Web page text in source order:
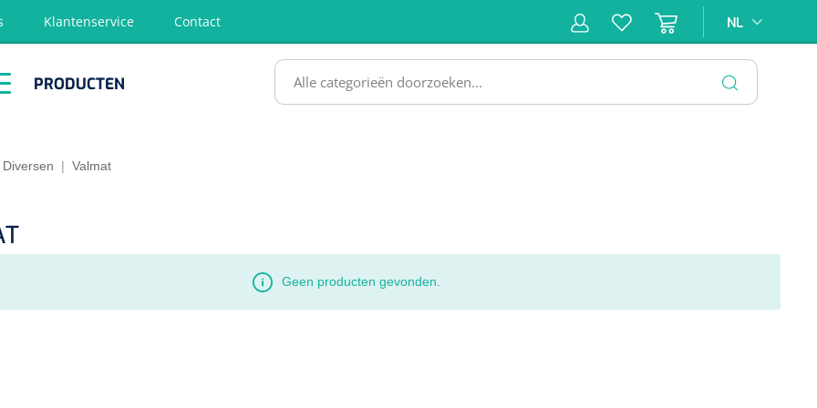
Klantenservice Contact NL
PRODUCTEN
Diversen | Valmat
Geen producten gevonden.